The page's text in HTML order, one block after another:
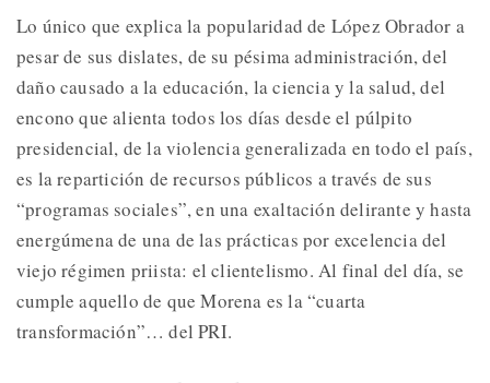
Lo único que explica la popularidad de López Obrador a
pesar de sus dislates, de su pésima administración, del
daño causado a la educación, la ciencia y la salud, del
encono que alienta todos los días desde el púlpito
presidencial, de la violencia generalizada en todo el país,
es la repartición de recursos públicos a través de sus
“programas sociales”, en una exaltación delirante y hasta
energúmena de una de las prácticas por excelencia del
viejo régimen priista: el clientelismo. Al final del día, se
cumple aquello de que Morena es la “cuarta
transformación”… del PRI.